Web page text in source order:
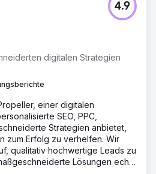
erzielt werden: 70 %
Conversion-Rate. 60 %
Transaktionen. 206 %
Website-Umsatzes.
digitalen Strategien
4.9
einer digitalen
SEO, PPC,
Strategien anbietet,
zum Erfolg zu verhelfen. Wir
qualitativ hochwertige Leads zu
Lösungen echte